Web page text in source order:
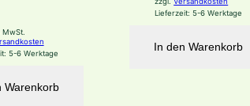
MwSt.
5-6 Werktage
Warenkorb
Lieferzeit:5-6 Werktage
In den Warenkorb